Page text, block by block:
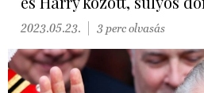
2023.05.23. 3 perc olvasás